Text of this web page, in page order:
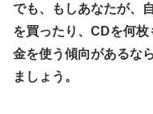
でも、もしあなたが、
を買ったり、CDを何
金を使う傾向があるな
ましょう。